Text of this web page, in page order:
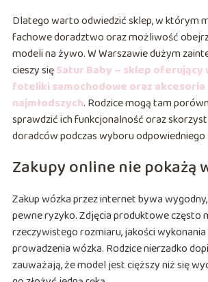
Dlatego warto odwiedzić sklep, w którym
fachowe doradztwo oraz możliwość
modeli na żywo. W Warszawie dużym
cieszy sięSatur Baby – sklep oferujący
foteliki samochodowe oraz akcesoria
najmłodszych. Rodzice mogą tam
sprawdzić ich funkcjonalność oraz
doradców podczas wyboru odpowiedniego
Zakupy online nie pokażą
Zakup wózka przez internet bywa
pewne ryzyko. Zdjęcia produktowe często
rzeczywistego rozmiaru, jakości
prowadzenia wózka. Rodzice nierzadko
zauważają, że model jest cięższy niż się